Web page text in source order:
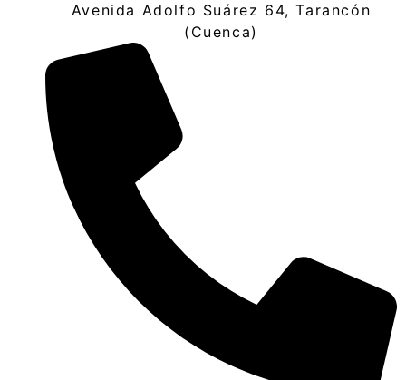
Avenida Adolfo Suárez 64, Tarancón
(Cuenca)